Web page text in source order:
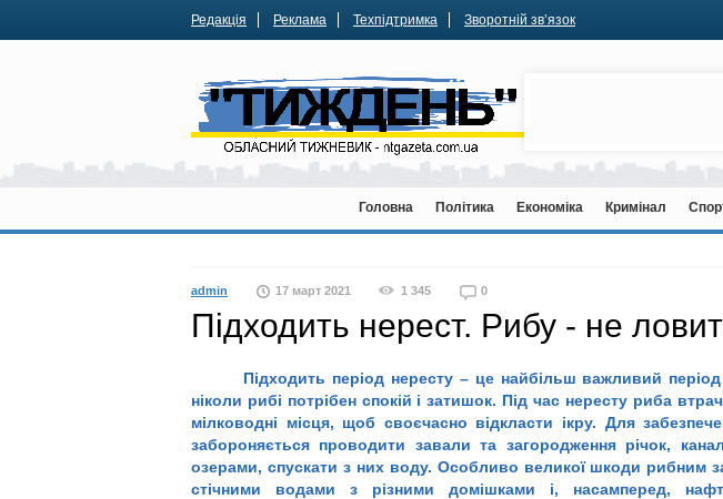
Редакція Реклама Техпідтримка Зворотній зв’язок
Головна Політика Економіка Кримінал
admin 17 март 2021 1 345 0
Підходить нерест. Рибу - не
Підходить період нересту – це найбільш важливий
ніколи рибі потрібен спокій і затишок. Під час нересту риба
мілководні місця, щоб своєчасно відкласти ікру. Для
забороняється проводити завали та загородження річок,
озерами, спускати з них воду. Особливо великої шкоди рибним
стічними водами з різними домішками і, насамперед,